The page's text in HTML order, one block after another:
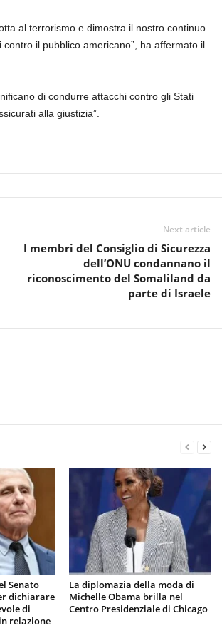
al terrorismo e dimostra il nostro continuo
il pubblico americano”, ha affermato il
di condurre attacchi contro gli Stati
alla giustizia”.
Next article
I membri del Consiglio di Sicurezza
dell’ONU condannano il
riconoscimento del Somaliland da
parte di Israele
Senato
dichiarare
di
relazione
La diplomazia della moda di
Michelle Obama brilla nel
Centro Presidenziale di Chicago